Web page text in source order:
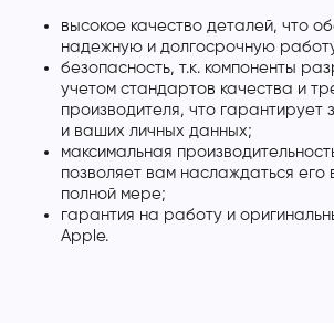
высокое качество деталей, что
надежную и долгосрочную
безопасность, т.к. компоненты
учетом стандартов качества и
производителя, что гарантирует
и ваших личных данных;
максимальная
позволяет вам наслаждаться его
полной мере;
гарантия на работу и
Apple.